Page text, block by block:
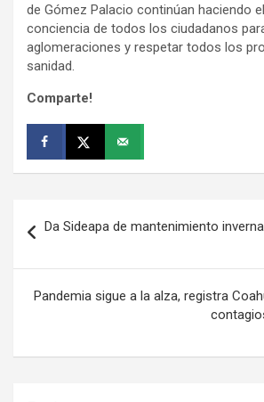
de Gómez Palacio continúan haciendo
conciencia de todos los ciudadanos
aglomeraciones y respetar todos los
sanidad.
Comparte!
de
entradas
Da Sideapa de mantenimiento
Pandemia sigue a la alza, registra